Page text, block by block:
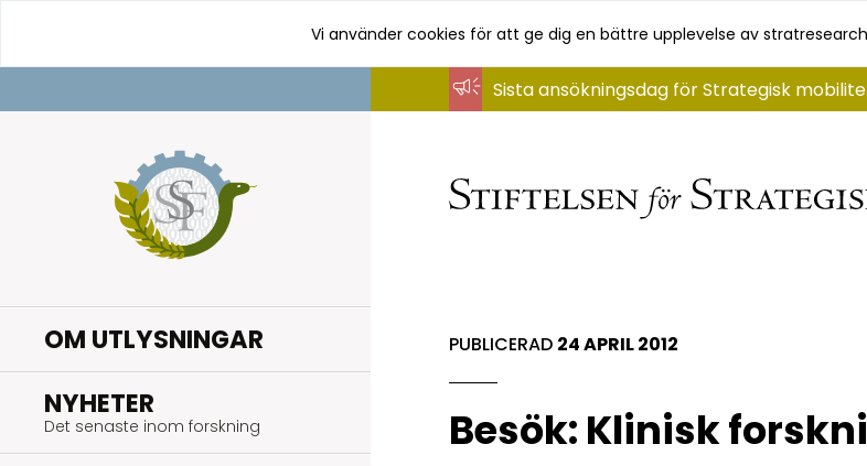
innehåll
Vi använder cookies för att ge dig en bättre upplevelse av
OM UTLYSNINGAR
NYHETER
Det senaste inom forskning
Sista ansökningsdag för Strategisk
PUBLICERAD 24 APRIL 2012
Besök: Klinisk